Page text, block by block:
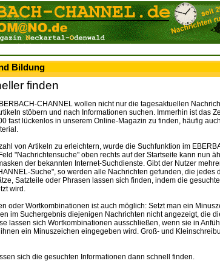
Bildung
finden
CHANNEL wollen nicht nur die tagesaktuellen
stöbern und nach Informationen suchen. Immerhin ist das
fast lückenlos in unserem Online-Magazin zu finden, häufig
von Artikeln zu erleichtern, wurde die Suchfunktion im
"Nachrichtensuche" oben rechts auf der Startseite kann nun
der bekannten Internet-Suchdienste. Gibt der Nutzer
Suche", so werden alle Nachrichten gefunden, die jedes
Satzteile oder Phrasen lassen sich finden, indem die
wird.
oder Wortkombinationen ist auch möglich: Setzt man ein
im Suchergebnis diejenigen Nachrichten nicht angezeigt, die
lassen sich Wortkombinationen ausschließen, wenn sie in
ein Minuszeichen eingegeben wird. Groß- und
sich die gesuchten Informationen dann schnell finden.